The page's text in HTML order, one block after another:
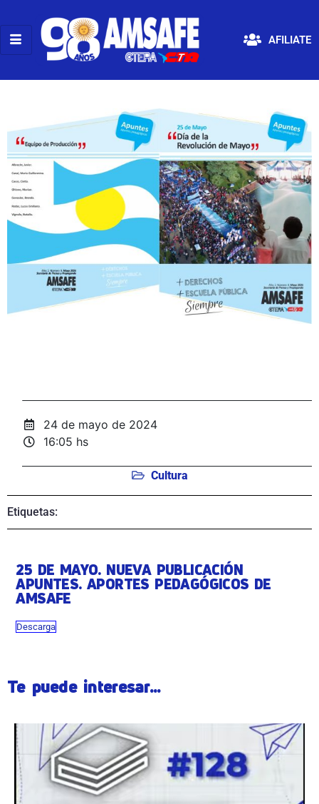
AFILIATE
24 de mayo de 2024
16:05 hs
Cultura
Etiquetas:
25 DE MAYO. NUEVA PUBLICACIÓN
APUNTES. APORTES PEDAGÓGICOS DE
AMSAFE
Descarga
Te puede interesar...